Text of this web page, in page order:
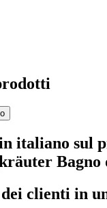
italiano sul
Bagno
dei clienti in